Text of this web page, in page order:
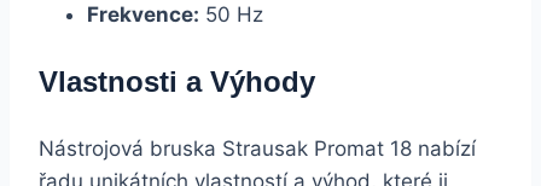
Frekvence: 50 Hz
Vlastnosti a Výhody
Nástrojová bruska Strausak Promat 18 nabízí
řadu unikátních vlastností a výhod, které ji